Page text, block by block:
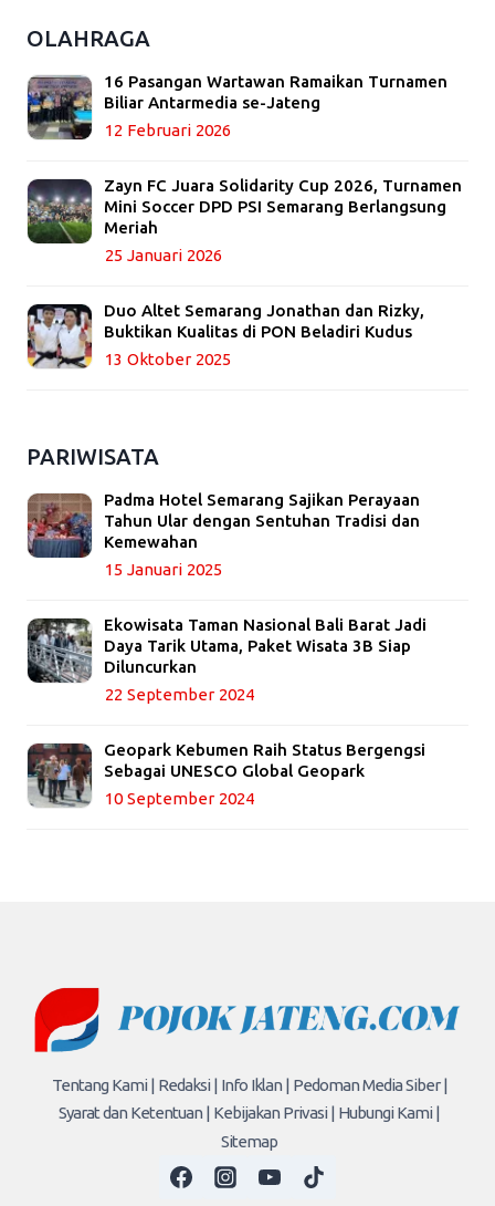
OLAHRAGA
16 Pasangan Wartawan Ramaikan Turnamen
Biliar Antarmedia se-Jateng
12 Februari 2026
Zayn FC Juara Solidarity Cup 2026, Turnamen
Mini Soccer DPD PSI Semarang Berlangsung
Meriah
25 Januari 2026
Duo Altet Semarang Jonathan dan Rizky,
Buktikan Kualitas di PON Beladiri Kudus
13 Oktober 2025
PARIWISATA
Padma Hotel Semarang Sajikan Perayaan
Tahun Ular dengan Sentuhan Tradisi dan
Kemewahan
15 Januari 2025
Ekowisata Taman Nasional Bali Barat Jadi
Daya Tarik Utama, Paket Wisata 3B Siap
Diluncurkan
22 September 2024
Geopark Kebumen Raih Status Bergengsi
Sebagai UNESCO Global Geopark
10 September 2024
Tentang Kami | Redaksi | Info Iklan | Pedoman Media Siber |
Syarat dan Ketentuan | Kebijakan Privasi | Hubungi Kami |
Sitemap